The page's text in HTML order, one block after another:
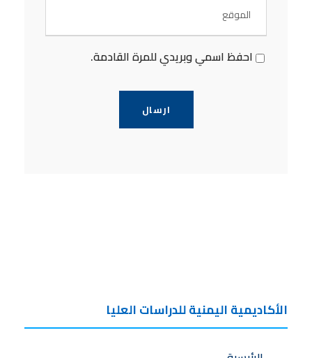
احفظ اسمي وبريدي للمرة القادمة.
الأكاديمية اليمنية للدراسات العليا